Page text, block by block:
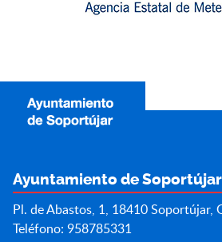
Ayuntamiento de Soportújar
Pl. de Abastos, 1, 18410 Soportújar,
Teléfono: 958785331